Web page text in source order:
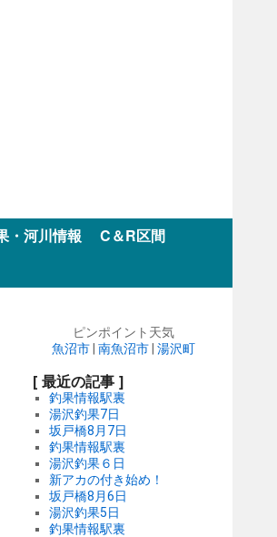
・河川情報
C＆R区間
ピンポイント天気
魚沼市 南魚沼市 湯沢町
[ 最近の記事 ]
釣果情報駅裏
湯沢釣果7日
坂戸橋8月7日
釣果情報駅裏
湯沢釣果６日
新アカの付き始め！
坂戸橋8月6日
湯沢釣果5日
釣果情報駅裏